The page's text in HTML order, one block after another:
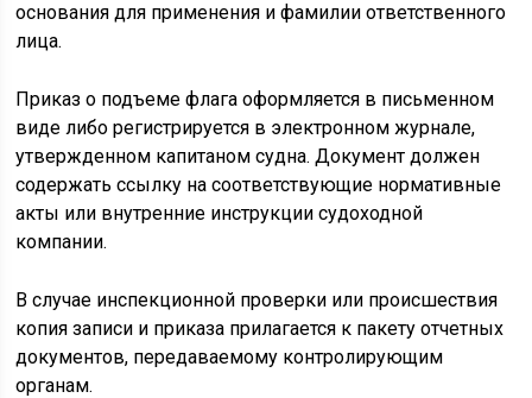
основания для применения и фамилии ответственного
лица.
Приказ о подъеме флага оформляется в письменном
виде либо регистрируется в электронном журнале,
утвержденном капитаном судна. Документ должен
содержать ссылку на соответствующие нормативные
акты или внутренние инструкции судоходной
компании.
В случае инспекционной проверки или происшествия
копия записи и приказа прилагается к пакету отчетных
документов, передаваемому контролирующим
органам.